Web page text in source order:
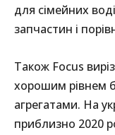
для сімейних
запчастин і
Також Focus
хорошим рівнем
агрегатами. На
приблизно 2020